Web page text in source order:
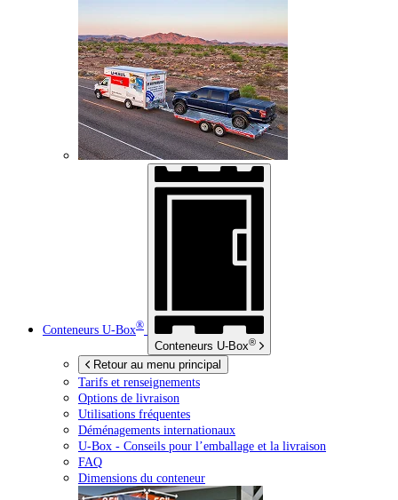
Conteneurs U-Box®
Conteneurs U-Box®
Retour au menu principal
Tarifs et renseignements
Options de livraison
Utilisations fréquentes
Déménagements internationaux
U-Box - Conseils pour l’emballage et la livraison
FAQ
Dimensions du conteneur